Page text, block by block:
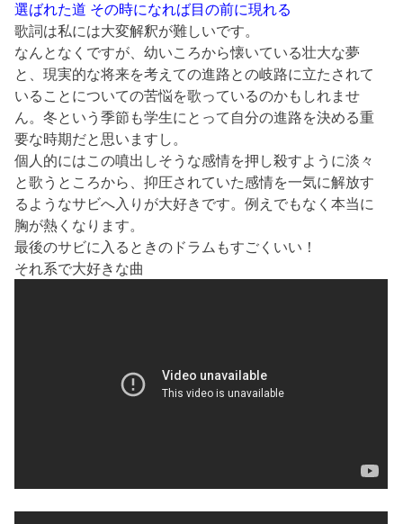
選ばれた道 その時になれば目の前に現れる
歌詞は私には大変解釈が難しいです。
なんとなくですが、幼いころから懐いている壮大な夢
と、現実的な将来を考えての進路との岐路に立たされて
いることについての苦悩を歌っているのかもしれませ
ん。冬という季節も学生にとって自分の進路を決める重
要な時期だと思いますし。
個人的にはこの噴出しそうな感情を押し殺すように淡々
と歌うところから、抑圧されていた感情を一気に解放す
るようなサビへ入りが大好きです。例えでもなく本当に
胸が熱くなります。
最後のサビに入るときのドラムもすごくいい！
それ系で大好きな曲